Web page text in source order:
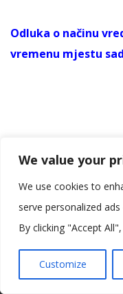
We value your
We use cookies to
serve personalized
By clicking "Accept
Customize
Odluka o načinu
vremenu mjestu
Testiranje kandidata
radno mjesto
Koristimo kolačiće
našoj web stranici.
Informacije o
Prihvaćam